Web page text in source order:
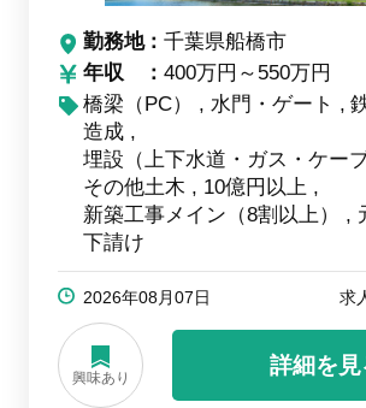
勤務地
千葉県船橋市
年収
400万円～550万円
橋梁（PC）
水門・ゲート
造成
埋設（上下水道・ガス・ケーブ
その他土木
10億円以上
新築工事メイン（8割以上）
下請け
2026年08月07日 求
興味あり
詳細を見